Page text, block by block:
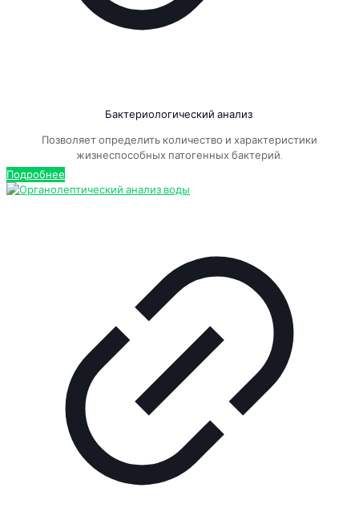
Бактериологический анализ
Позволяет определить количество и характеристики
жизнеспособных патогенных бактерий.
Подробнее